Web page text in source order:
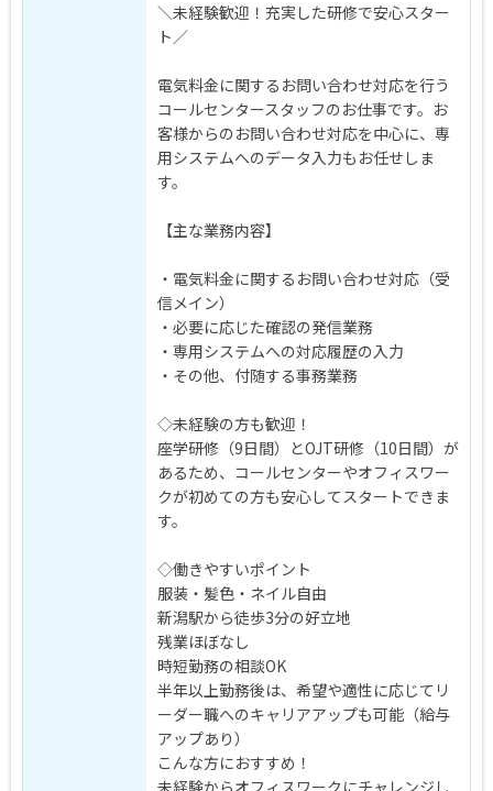
＼未経験歓迎！充実した研修で安心スター
ト／
電気料金に関するお問い合わせ対応を行う
コールセンタースタッフのお仕事です。お
客様からのお問い合わせ対応を中心に、専
用システムへのデータ入力もお任せしま
す。
【主な業務内容】
・電気料金に関するお問い合わせ対応（受
信メイン）
・必要に応じた確認の発信業務
・専用システムへの対応履歴の入力
・その他、付随する事務業務
◇未経験の方も歓迎！
座学研修（9日間）とOJT研修（10日間）が
あるため、コールセンターやオフィスワー
クが初めての方も安心してスタートできま
す。
◇働きやすいポイント
服装・髪色・ネイル自由
新潟駅から徒歩3分の好立地
残業ほぼなし
時短勤務の相談OK
半年以上勤務後は、希望や適性に応じてリ
ーダー職へのキャリアアップも可能（給与
アップあり）
こんな方におすすめ！